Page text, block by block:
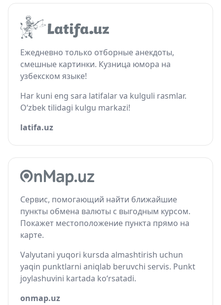
Ежедневно только отборные анекдоты,
смешные картинки. Кузница юмора на
узбекском языке!
Har kuni eng sara latifalar va kulguli rasmlar.
O‘zbek tilidagi kulgu markazi!
latifa.uz
Сервис, помогающий найти ближайшие
пункты обмена валюты с выгодным курсом.
Покажет местоположение пункта прямо на
карте.
Valyutani yuqori kursda almashtirish uchun
yaqin punktlarni aniqlab beruvchi servis. Punkt
joylashuvini kartada ko‘rsatadi.
onmap.uz